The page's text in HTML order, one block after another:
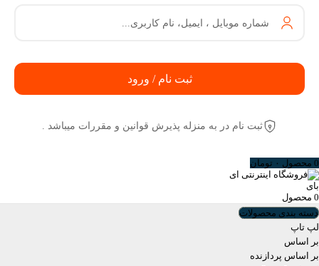
شماره موبایل ، ایمیل، نام کاربری...
ثبت نام / ورود
ثبت نام در به منزله پذیرش قوانین و مقررات میباشد .
0 محصول ۰ تومان
0 محصول
دسته بندی محصولات
لپ تاپ
بر اساس
بر اساس پردازنده